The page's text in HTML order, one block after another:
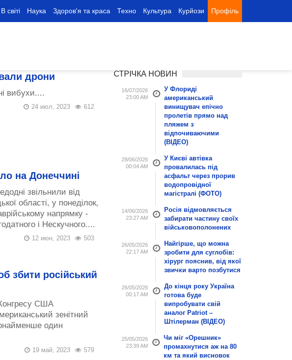
В світі Наука Здоров'я та краса Техно Культура Курйози Профіль
дрони
вибухи....
612
24 июл, 2023
на Донеччині
звільнили від
області, у понеділок,
напрямку -
і Нескучного....
503
12 июн, 2023
збити російський
США
зенітний
один
579
19 май, 2023
СТРІЧКА НОВИН
16/07/2026
23:00 AM
У Флориді
американський
винищувач епічно
пролетів прямо над
пляжем з
відпочиваючими
(ВІДЕО)
28/06/2026
00:04 AM
У Києві автівка
провалилась під
асфальт через прорив
водопровідної
магістралі (ФОТО)
14/06/2026
23:27 AM
Росія відмовляється
забирати частину своїх
військовополонених
26/05/2026
22:17 AM
Найгірше, що можна
зробити для суглобів:
хірург пояснив, від якої
звички варто позбутися
26/05/2026
00:17 AM
До кінця року Україна
готова буде
випробувати свій
аналог Patriot –
Штілерман (ВІДЕО)
25/05/2026
23:39 AM
Чи міг «Орешник»
промахнутися аж на 80
км та який висновок